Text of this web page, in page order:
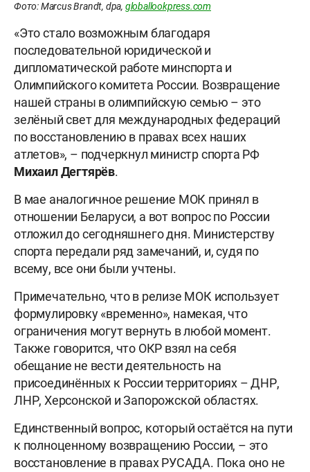
Фото: Marcus Brandt, dpa, globallookpress.com
«Это стало возможным благодаря
последовательной юридической и
дипломатической работе минспорта и
Олимпийского комитета России. Возвращение
нашей страны в олимпийскую семью – это
зелёный свет для международных федераций
по восстановлению в правах всех наших
атлетов», – подчеркнул министр спорта РФ
МихаилДегтярёв.
В мае аналогичное решение МОК принял в
отношении Беларуси, а вот вопрос по России
отложил до сегодняшнего дня. Министерству
спорта передали ряд замечаний, и, судя по
всему, все они были учтены.
Примечательно, что в релизе МОК использует
формулировку «временно», намекая, что
ограничения могут вернуть в любой момент.
Также говорится, что ОКР взял на себя
обещание не вести деятельность на
присоединённых к России территориях – ДНР,
ЛНР, Херсонской и Запорожской областях.
Единственный вопрос, который остаётся на пути
к полноценному возвращению России, – это
восстановление в правах РУСАДА. Пока оно не